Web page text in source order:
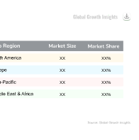
XX%
XX
XX%
XX
XX%
XX
XX%
XX